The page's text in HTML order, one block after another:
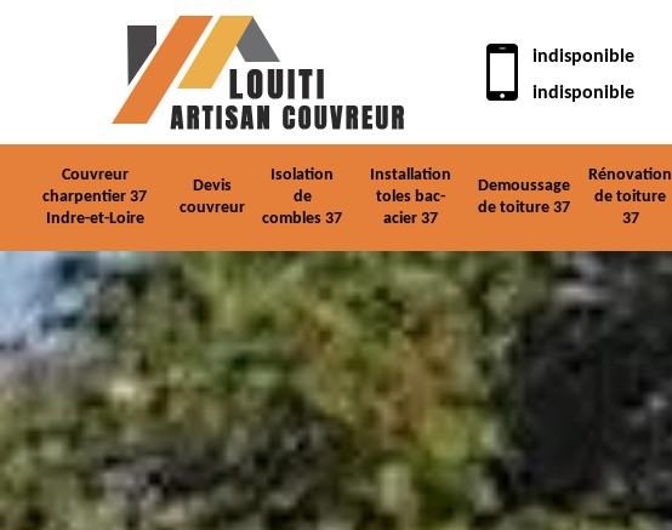
indisponible
indisponible
Couvreur
charpentier 37
Indre-et-Loire
Devis
couvreur
Isolation
de
combles 37
Installation
toles bac-
acier 37
Demoussage
de toiture 37
Rénovation
de toiture
37